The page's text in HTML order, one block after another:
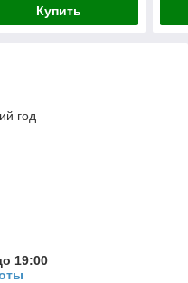
Купить
год
19:00